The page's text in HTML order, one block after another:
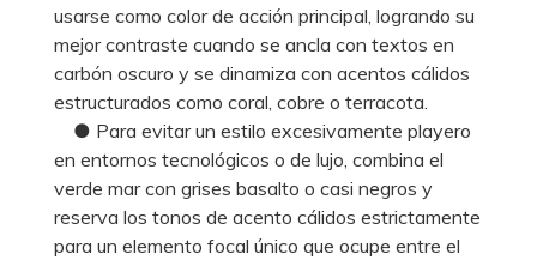
usarse como color de acción principal, logrando su
mejor contraste cuando se ancla con textos en
carbón oscuro y se dinamiza con acentos cálidos
estructurados como coral, cobre o terracota.
● Para evitar un estilo excesivamente playero
en entornos tecnológicos o de lujo, combina el
verde mar con grises basalto o casi negros y
reserva los tonos de acento cálidos estrictamente
para un elemento focal único que ocupe entre el